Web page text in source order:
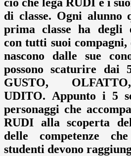
di classe. Ogni alunno
prima classe ha degli
con tutti suoi compagni,
nascono dalle sue
possono scaturire dai
GUSTO,
UDITO. Appunto i 5
personaggi che
RUDI alla scoperta
dellecompetenze
studenti devono